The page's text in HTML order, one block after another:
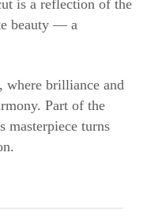
is a reflection of the
beauty — a
where brilliance and
Part of the
turns